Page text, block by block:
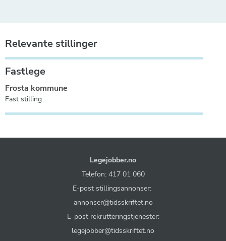
Relevante stillinger
Fastlege
Frosta kommune
Fast stilling
Legejobber.no
Telefon: 417 01 060
E-post stillingsannonser:
annonser@tidsskriftet.no
E-post rekrutteringstjenester:
legejobber@tidsskriftet.no